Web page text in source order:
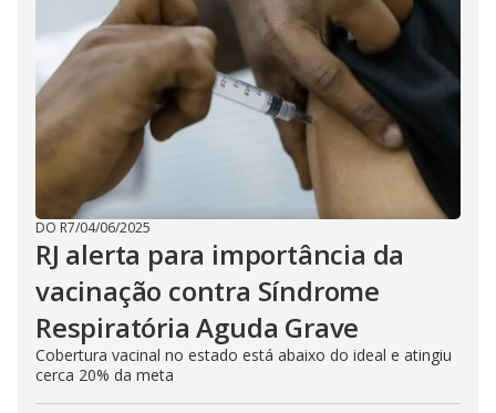
DO R7/04/06/2025
RJ alerta para importância da
vacinação contra Síndrome
Respiratória Aguda Grave
Cobertura vacinal no estado está abaixo do ideal e atingiu
cerca 20% da meta